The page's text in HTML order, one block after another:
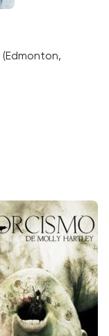
(Edmonton,